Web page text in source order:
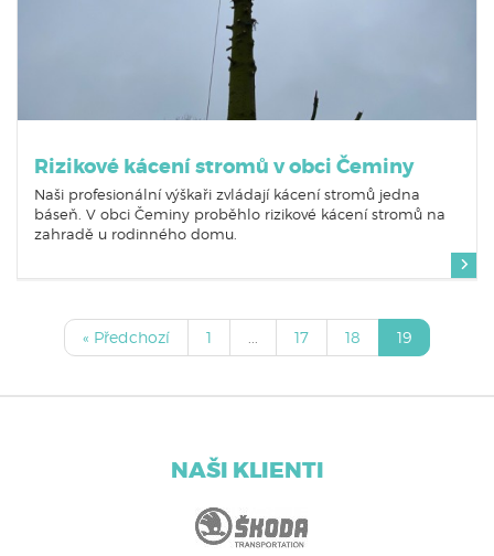
Rizikové kácení stromů v obci Čeminy
Naši profesionální výškaři zvládají kácení stromů jedna
báseň. V obci Čeminy proběhlo rizikové kácení stromů na
zahradě u rodinného domu.
« Předchozí 1 17 18 19
NAŠI KLIENTI